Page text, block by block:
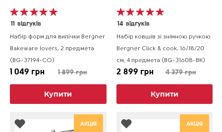
11 відгуків
Набір форм для випічки Bergner
Bakeware lovers, 2 предмета
(BG-37194-CO)
1 049 грн 1 899 грн
Купити
14 відгуків
Набір ковшів зі знімною ручкою
Bergner Click & cook, 16/18/20
см, 4 предмета (BG-31608-BK)
2 899 грн 4 379 грн
Купити
АКЦІЯ АКЦІЯ